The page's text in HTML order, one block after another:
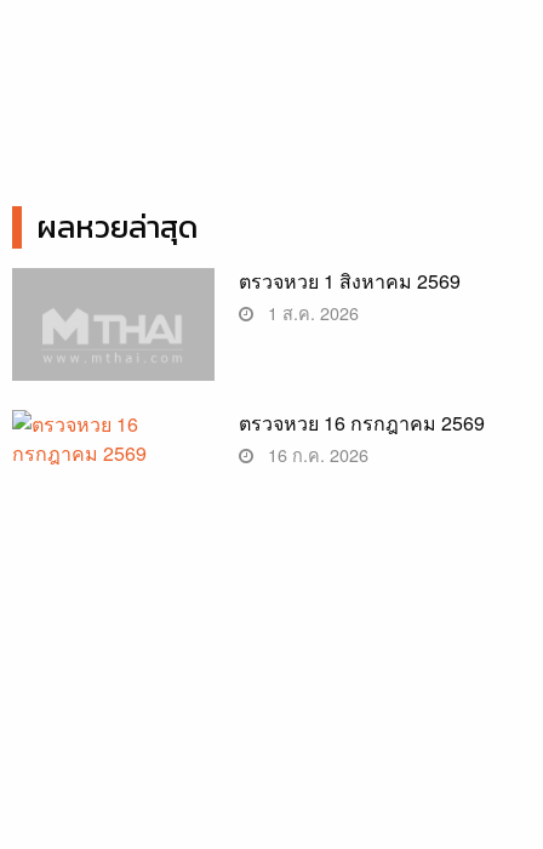
ผลหวยล่าสุด
ตรวจหวย 1 สิงหาคม 2569
1 ส.ค. 2026
ตรวจหวย 16 กรกฎาคม 2569
16 ก.ค. 2026